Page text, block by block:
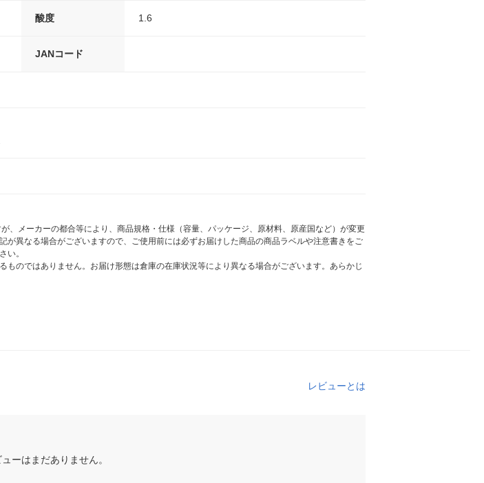
酸度 1.6
JANコード
、メーカーの都合等により、商品規格・仕様（容量、パッケージ、原材料、原産国など）が変更
異なる場合がございますので、ご使用前には必ずお届けした商品の商品ラベルや注意書きをご
い。
のではありません。お届け形態は倉庫の在庫状況等により異なる場合がございます。あらかじ
レビューとは
ーはまだありません。